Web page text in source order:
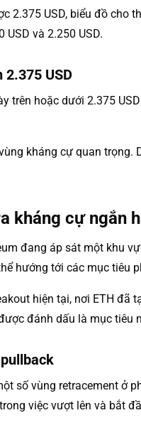
2.375 USD, biểu đồ cho
và 2.250 USD.
USD
trên hoặc dưới 2.375
kháng cự quan
kháng cự ngắn
đang áp sát một khu
hướng tới các mục tiêu
hiện tại, nơi ETH
đánh dấu là mục tiêu
số vùng retracement ở
việc vượt lên và bắt